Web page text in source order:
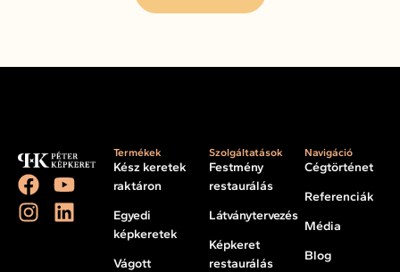
Termékek
Kész keretek
raktáron
Egyedi
képkeretek
Vágott
Szolgáltatások
Festmény
restaurálás
Látványtervezés
Képkeret
restaurálás
Navigáció
Cégtörténet
Referenciák
Média
Blog